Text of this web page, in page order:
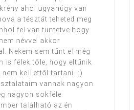
ahol ugyanúgy van
a tésztát teheted meg
fel van tüntetve hogy
névvel akkor
Nekem sem tűnt el még
is félek tőle, hogy eltűnik
kell ettől tartani. :)
vannak nagyon
nagyon sokféle
található az én